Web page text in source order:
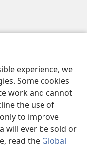
experience, we
Some cookies
work and cannot
the use of
to improve
will ever be sold or
read the Global